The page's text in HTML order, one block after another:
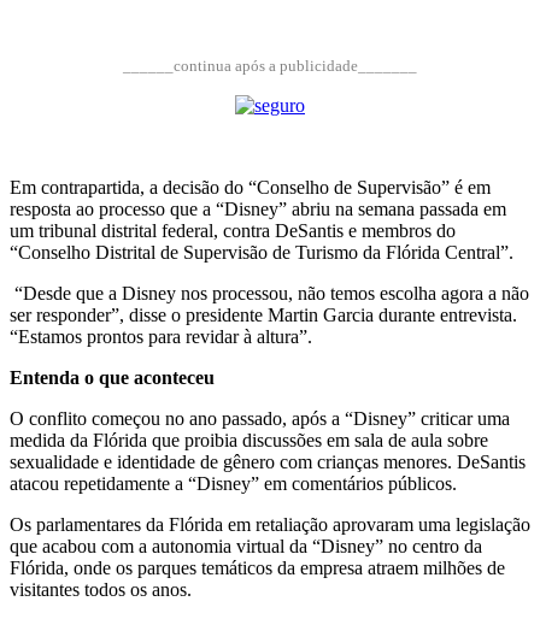
______continua após a publicidade_______
Em contrapartida, a decisão do “Conselho de Supervisão” é em
resposta ao processo que a “Disney” abriu na semana passada em
um tribunal distrital federal, contra DeSantis e membros do
“Conselho Distrital de Supervisão de Turismo da Flórida Central”.
“Desde que a Disney nos processou, não temos escolha agora a não
ser responder”, disse o presidente Martin Garcia durante entrevista.
“Estamos prontos para revidar à altura”.
Entenda o que aconteceu
O conflito começou no ano passado, após a “Disney” criticar uma
medida da Flórida que proibia discussões em sala de aula sobre
sexualidade e identidade de gênero com crianças menores. DeSantis
atacou repetidamente a “Disney” em comentários públicos.
Os parlamentares da Flórida em retaliação aprovaram uma legislação
que acabou com a autonomia virtual da “Disney” no centro da
Flórida, onde os parques temáticos da empresa atraem milhões de
visitantes todos os anos.